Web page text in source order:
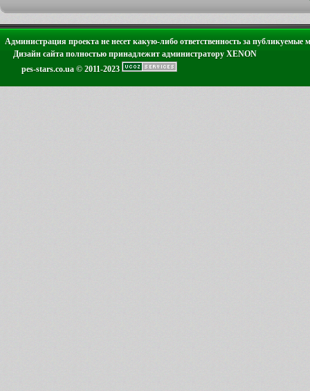
Администрация проекта не несет какую-либо ответственность за публикуемые
Дизайн сайта полностью принадлежит администратору XENON
pes-stars.co.ua © 2011-2023